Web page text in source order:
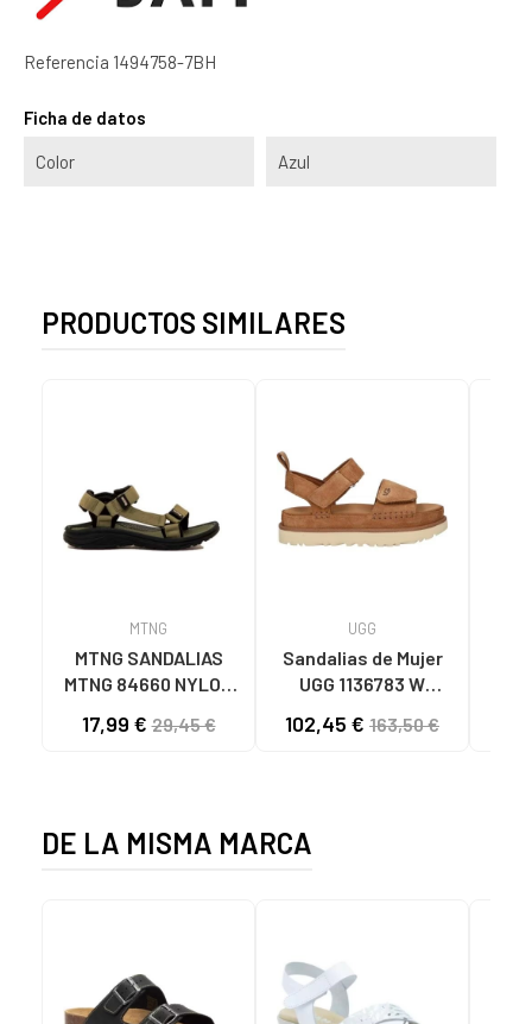
Referencia 1494758-7BH
Ficha de datos
Color Azul
PRODUCTOS SIMILARES
MTNG
MTNG SANDALIAS
MTNG 84660 NYLON
C59785 - - NYLON
17,99 €29,45 €
UGG
Sandalias de Mujer
UGG 1136783 W
CHESTNUT
102,45 € 163,50 €
DE LA MISMA MARCA